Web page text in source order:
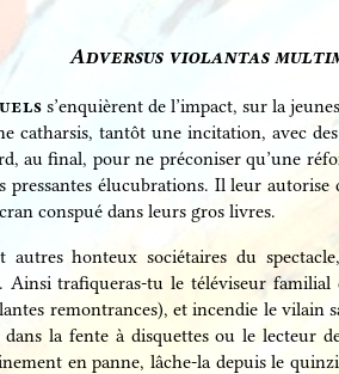
Adversus violantas
s’enquièrent de l’impact, sur la
catharsis, tantôt une incitation, avec
au final, pour ne préconiser qu’une
pressantes élucubrations. Il leur
conspué dans leurs gros livres.
autres honteux sociétaires du
Ainsi trafiqueras-tu le téléviseur
remontrances), et incendie le vilain
la fente à disquettes ou le lecteur
en panne, lâche-la depuis le